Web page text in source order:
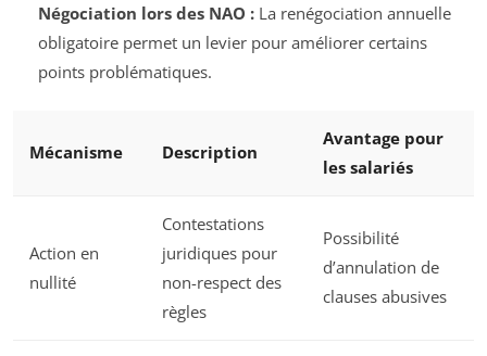
Négociation lors des NAO :La renégociation annuelle
obligatoire permet un levier pour améliorer certains
points problématiques.
Mécanisme Description
Avantage pour
les salariés
Action en
nullité
Contestations
juridiques pour
non-respect des
règles
Possibilité
d’annulation de
clauses abusives